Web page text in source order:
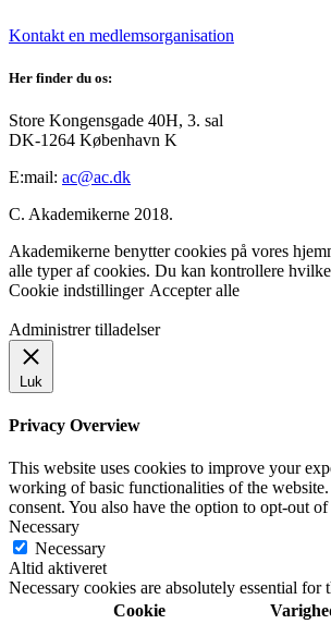
Kontakt en medlemsorganisation
Her finder du os:
Store Kongensgade 40H, 3. sal
DK-1264 København K
E:mail: ac@ac.dk
C. Akademikerne 2018.
Akademikerne benytter cookies på vores
alle typer af cookies. Du kan kontrollere
Cookie indstillinger Accepter alle
Administrer tilladelser
Luk
Privacy Overview
This website uses cookies to improve your
working of basic functionalities of the
consent. You also have the option to opt-out
Necessary
Necessary
Altid aktiveret
Necessary cookies are absolutely essential
Cookie